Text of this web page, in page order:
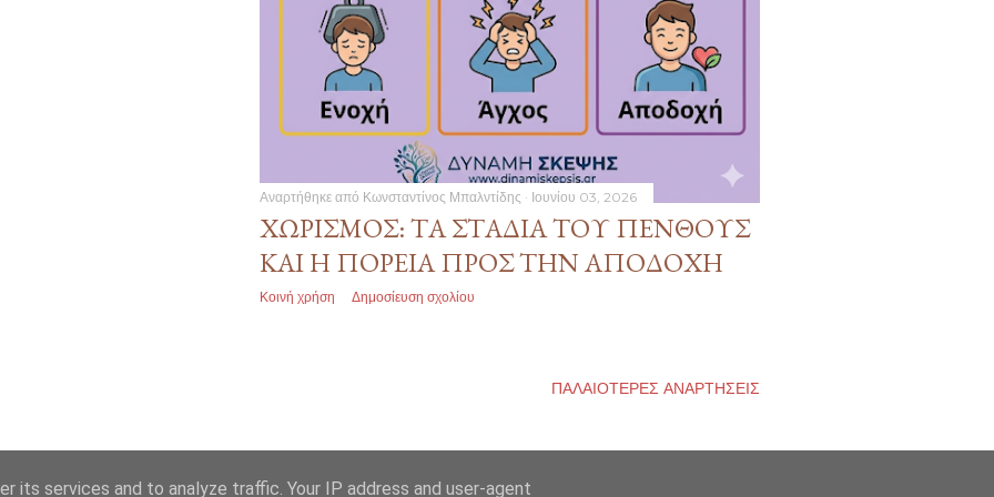
Αναρτήθηκε από Κωνσταντίνος Μπαλντίδης Ιουνίου 03, 2026
ΧΩΡΙΣΜΌΣ: ΤΑ ΣΤΆΔΙΑ ΤΟΥ ΠΈΝΘΟΥΣ
ΚΑΙ Η ΠΟΡΕΊΑ ΠΡΟΣ ΤΗΝ ΑΠΟΔΟΧΉ
Κοινή χρήση Δημοσίευση σχολίου
ΠΑΛΑΙΌΤΕΡΕΣ ΑΝΑΡΤΉΣΕΙΣ
its services and to analyze traffic. Your IP address and user-agent